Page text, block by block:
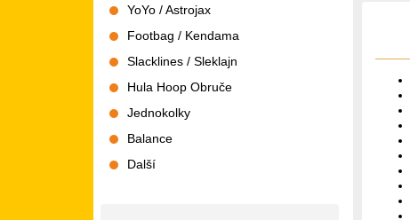
YoYo / Astrojax
Footbag / Kendama
Slacklines / Sleklajn
Hula Hoop Obruče
Jednokolky
Balance
Další